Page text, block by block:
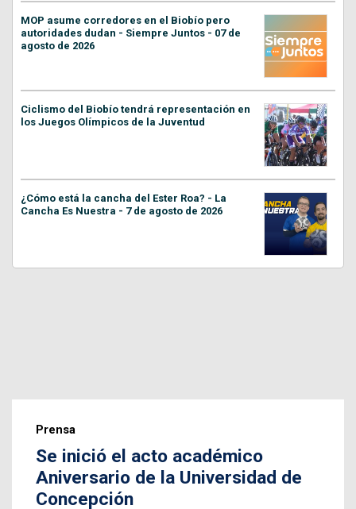
MOP asume corredores en el Biobío pero
autoridades dudan - Siempre Juntos - 07 de
agosto de 2026
Ciclismo del Biobío tendrá representación en
los Juegos Olímpicos de la Juventud
¿Cómo está la cancha del Ester Roa? - La
Cancha Es Nuestra - 7 de agosto de 2026
Prensa
Se inició el acto académico
Aniversario de la Universidad de
Concepción